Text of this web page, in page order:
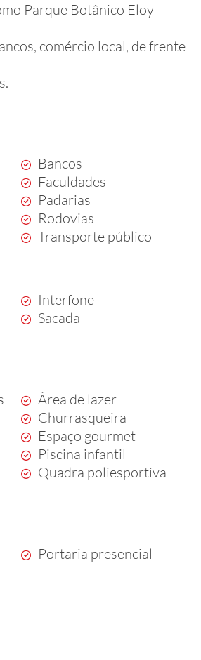
Parque Botânico Eloy
comércio local, de frente
Bancos
Faculdades
Padarias
Rodovias
Transporte público
Interfone
Sacada
Área de lazer
Churrasqueira
Espaço gourmet
Piscina infantil
Quadra poliesportiva
Portaria presencial